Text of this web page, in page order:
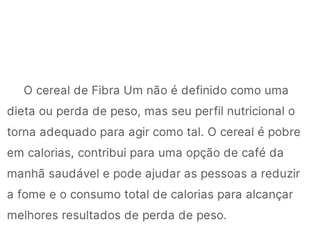
O cereal de Fibra Um não é definido como uma
dieta ou perda de peso, mas seu perfil nutricional o
torna adequado para agir como tal. O cereal é pobre
em calorias, contribui para uma opção de café da
manhã saudável e pode ajudar as pessoas a reduzir
a fome e o consumo total de calorias para alcançar
melhores resultados de perda de peso.